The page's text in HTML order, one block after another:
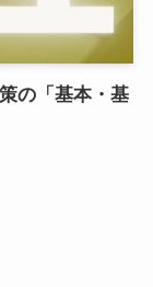
の「基本・基